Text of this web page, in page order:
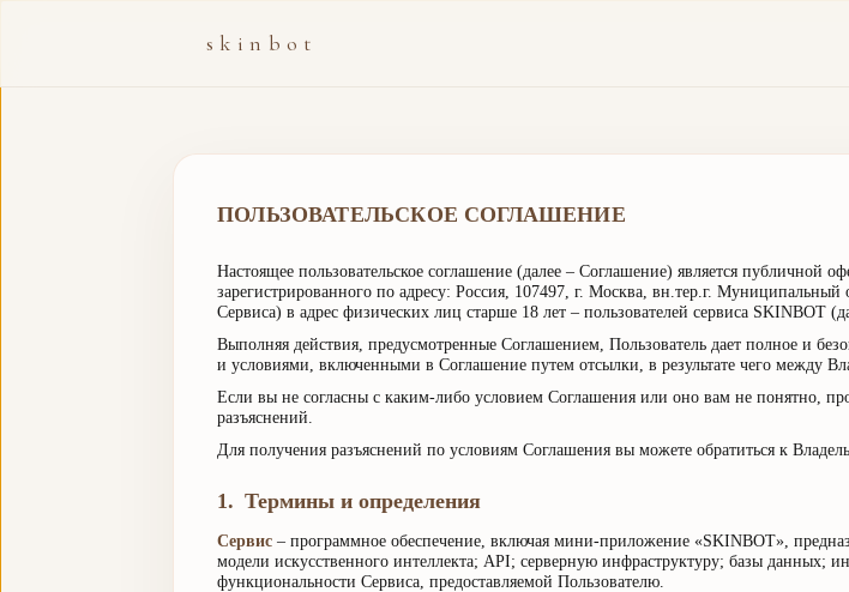
skinbot
ПОЛЬЗОВАТЕЛЬСКОЕ СОГЛАШЕНИЕ
Настоящее пользовательское соглашение (далее – Соглашение) является
зарегистрированного по адресу: Россия, 107497, г. Москва, вн.тер.г.
Сервиса) в адрес физических лиц старше 18 лет – пользователей сервиса SKINBOT
Выполняя действия, предусмотренные Соглашением, Пользователь дает полное и
и условиями, включенными в Соглашение путем отсылки, в результате чего между
Если вы не согласны с каким-либо условием Соглашения или оно вам не понятно,
разъяснений.
Для получения разъяснений по условиям Соглашения вы можете обратиться к
1. Термины и определения
Сервис – программное обеспечение, включая мини-приложение «SKINBOT»,
модели искусственного интеллекта; API; серверную инфраструктуру; базы данных;
функциональности Сервиса, предоставляемой Пользователю.